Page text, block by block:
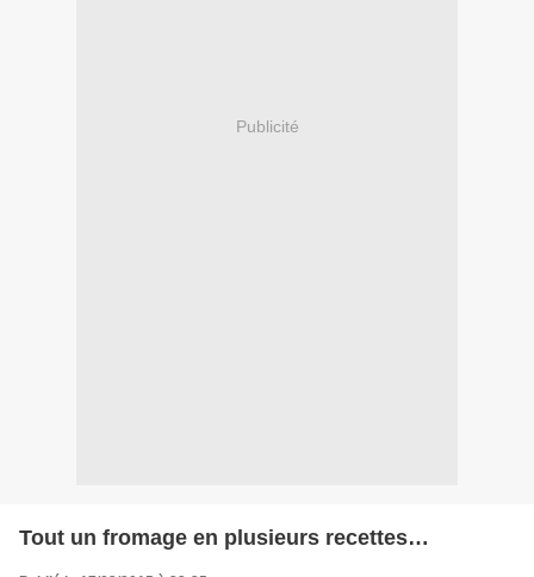
Publicité
Tout un fromage en plusieurs recettes…